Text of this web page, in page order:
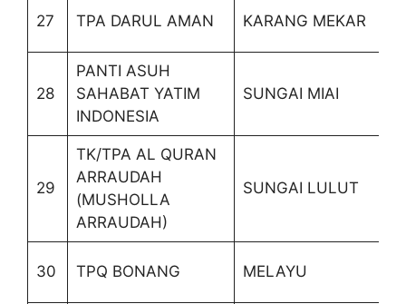
27 TPA DARUL AMAN KARANG MEKAR
28
PANTI ASUH
SAHABAT YATIM
INDONESIA
SUNGAI MIAI
29
TK/TPA AL QURAN
ARRAUDAH
(MUSHOLLA
ARRAUDAH)
SUNGAI LULUT
30 TPQ BONANG MELAYU